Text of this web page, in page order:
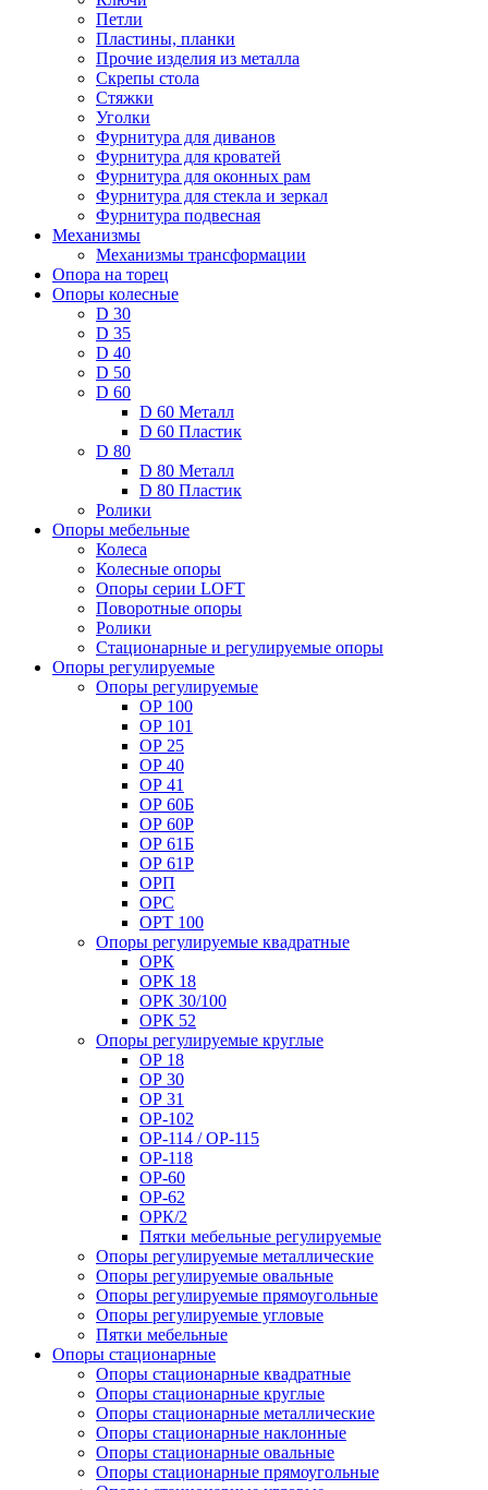
Петли
Пластины, планки
Прочие изделия из металла
Скрепы стола
Стяжки
Уголки
Фурнитура для диванов
Фурнитура для кроватей
Фурнитура для оконных рам
Фурнитура для стекла и зеркал
Фурнитура подвесная
Механизмы
Механизмы трансформации
Опора на торец
Опоры колесные
D 30
D 35
D 40
D 50
D 60
D 60 Металл
D 60 Пластик
D 80
D 80 Металл
D 80 Пластик
Ролики
Опоры мебельные
Колеса
Колесные опоры
Опоры серии LOFT
Поворотные опоры
Ролики
Стационарные и регулируемые опоры
Опоры регулируемые
Опоры регулируемые
ОР 100
ОР 101
ОР 25
ОР 40
ОР 41
ОР 60Б
ОР 60Р
ОР 61Б
ОР 61Р
ОРП
ОРС
ОРТ 100
Опоры регулируемые квадратные
ОРК
ОРК 18
ОРК 30/100
ОРК 52
Опоры регулируемые круглые
ОР 18
ОР 30
ОР 31
ОР-102
ОР-114 / ОР-115
ОР-118
ОР-60
ОР-62
ОРК/2
Пятки мебельные регулируемые
Опоры регулируемые металлические
Опоры регулируемые овальные
Опоры регулируемые прямоугольные
Опоры регулируемые угловые
Пятки мебельные
Опоры стационарные
Опоры стационарные квадратные
Опоры стационарные круглые
Опоры стационарные металлические
Опоры стационарные наклонные
Опоры стационарные овальные
Опоры стационарные прямоугольные